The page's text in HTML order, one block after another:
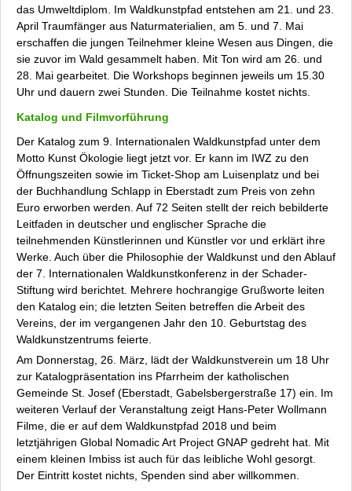
das Umweltdiplom. Im Waldkunstpfad entstehen am 21. und 23.
April Traumfänger aus Naturmaterialien, am 5. und 7. Mai
erschaffen die jungen Teilnehmer kleine Wesen aus Dingen, die
sie zuvor im Wald gesammelt haben. Mit Ton wird am 26. und
28. Mai gearbeitet. Die Workshops beginnen jeweils um 15.30
Uhr und dauern zwei Stunden. Die Teilnahme kostet nichts.
Katalog und Filmvorführung
Der Katalog zum 9. Internationalen Waldkunstpfad unter dem
Motto Kunst Ökologie liegt jetzt vor. Er kann im IWZ zu den
Öffnungszeiten sowie im Ticket-Shop am Luisenplatz und bei
der Buchhandlung Schlapp in Eberstadt zum Preis von zehn
Euro erworben werden. Auf 72 Seiten stellt der reich bebilderte
Leitfaden in deutscher und englischer Sprache die
teilnehmenden Künstlerinnen und Künstler vor und erklärt ihre
Werke. Auch über die Philosophie der Waldkunst und den Ablauf
der 7. Internationalen Waldkunstkonferenz in der Schader-
Stiftung wird berichtet. Mehrere hochrangige Grußworte leiten
den Katalog ein; die letzten Seiten betreffen die Arbeit des
Vereins, der im vergangenen Jahr den 10. Geburtstag des
Waldkunstzentrums feierte.
Am Donnerstag, 26. März, lädt der Waldkunstverein um 18 Uhr
zur Katalogpräsentation ins Pfarrheim der katholischen
Gemeinde St. Josef (Eberstadt, Gabelsbergerstraße 17) ein. Im
weiteren Verlauf der Veranstaltung zeigt Hans-Peter Wollmann
Filme, die er auf dem Waldkunstpfad 2018 und beim
letztjährigen Global Nomadic Art Project GNAP gedreht hat. Mit
einem kleinen Imbiss ist auch für das leibliche Wohl gesorgt.
Der Eintritt kostet nichts, Spenden sind aber willkommen.